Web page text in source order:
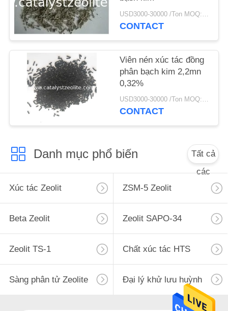
ĐỒ
TRANG
WEB
PRIVACY
POLICY
USD3000-30000 /Ton MOQ:1 kg
CONTACT
Viên nén xúc tác đồng
phân bạch kim 2,2mn
0,32%
USD3000-30000 /Ton MOQ:1 kg
CONTACT
Danh mục phổ biến
Tất cả
các
Xúc tác Zeolit
ZSM-5 Zeolit
Beta Zeolit Zeolit ​​SAPO-34
Zeolit ​​TS-1 Chất xúc tác HTS
Sàng phân tử Zeolite Đại lý khử lưu huỳnh